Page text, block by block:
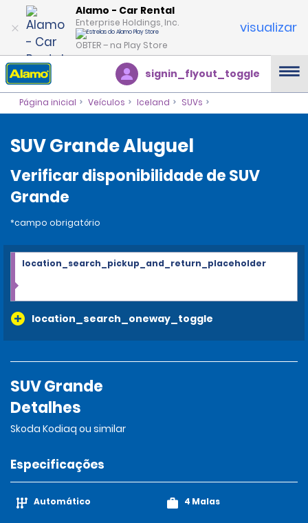
Alamo - Car Rental
Enterprise Holdings, Inc.
OBTER – na Play Store
visualizar
signin_flyout_toggle
Página inicial Veículos Iceland SUVs
SUV Grande Aluguel
Verificar disponibilidade de SUV
Grande
*campo obrigatório
location_search_oneway_toggle
location_search_pickup_and_return_placeholder
SUV Grande
Detalhes
Skoda Kodiaq ou similar
Especificações
Automático 4 Malas